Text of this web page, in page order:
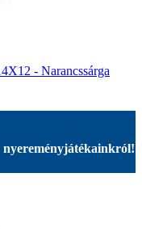
- Narancssárga
nyereményjátékainkról!